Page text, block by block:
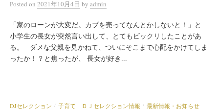
Posted on 2021年10月4日 by admin
「家のローンが大変だ。カブを売ってなんとかしないと！」と
小学生の長女が突然言い出して、とてもビックリしたことがあ
る。 ダメな父親を見かねて、ついにそこまで心配をかけてしま
ったか！？と焦ったが、 長女が好き...
DJセレクション / 子育て ＤＪセレクション情報 / 最新情報・お知らせ